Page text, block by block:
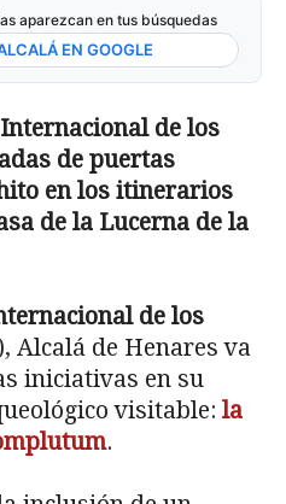
aparezcan en tus búsquedas
EN GOOGLE
de los
de puertas
en los itinerarios
de la Lucerna de la
de los
Alcalá de Henares va
iniciativas en su
visitable: la
.